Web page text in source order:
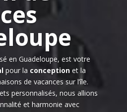
en Guadeloupe, est votre
pour la conception et la
de vacances sur l’île.
personnalisés, nous allions
et harmonie avec